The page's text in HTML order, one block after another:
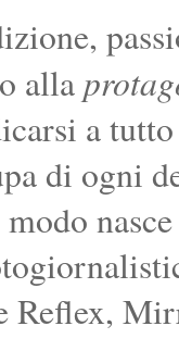
alla
a
di ogni
modo
Reflex,